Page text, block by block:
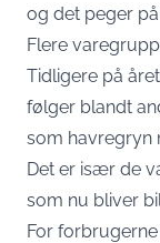
og det peger
Flere
Tidligere på
følger blandt
som havregryn
Det er især de
som nu bliver
For